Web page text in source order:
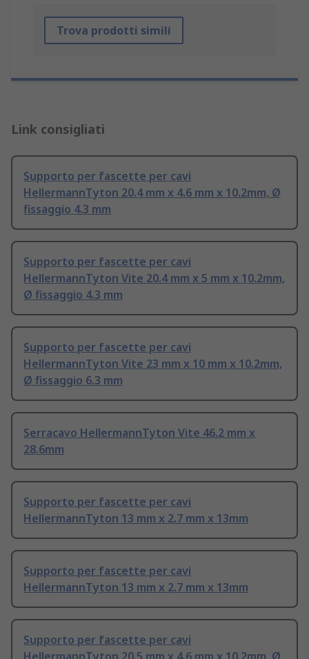
Trova prodotti simili
Link consigliati
Supporto per fascette per cavi
HellermannTyton 20.4 mm x 4.6 mm x 10.2mm, Ø
fissaggio 4.3 mm
Supporto per fascette per cavi
HellermannTyton Vite 20.4 mm x 5 mm x 10.2mm,
Ø fissaggio 4.3 mm
Supporto per fascette per cavi
HellermannTyton Vite 23 mm x 10 mm x 10.2mm,
Ø fissaggio 6.3 mm
Serracavo HellermannTyton Vite 46.2 mm x
28.6mm
Supporto per fascette per cavi
HellermannTyton 13 mm x 2.7 mm x 13mm
Supporto per fascette per cavi
HellermannTyton 13 mm x 2.7 mm x 13mm
Supporto per fascette per cavi